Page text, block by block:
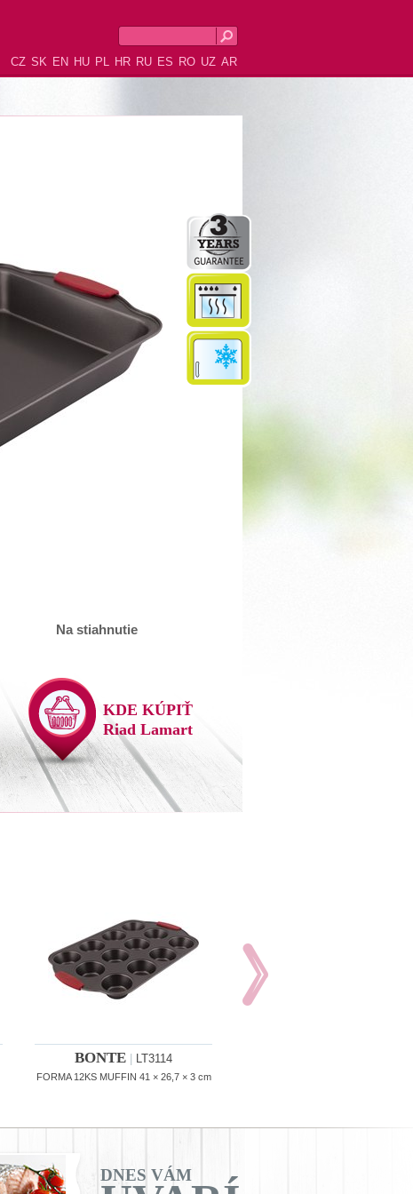
CZ SK EN HU PL HR RU ES RO UZ AR
Na stiahnutie
KDE KÚPIŤ
Riad Lamart
BONTE LT3114
FORMA 12KS MUFFIN 41 × 26,7 × 3 cm
DNES VÁM